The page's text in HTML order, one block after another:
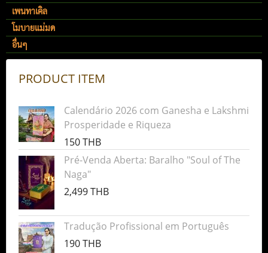
เพนทาเคิล
โมบายแม่มด
อื่นๆ
PRODUCT ITEM
Calendário 2026 com Ganesha e Lakshmi
Prosperidade e Riqueza
150 THB
Pré-Venda Aberta: Baralho "Soul of The
Naga"
2,499 THB
Tradução Profissional em Português
190 THB